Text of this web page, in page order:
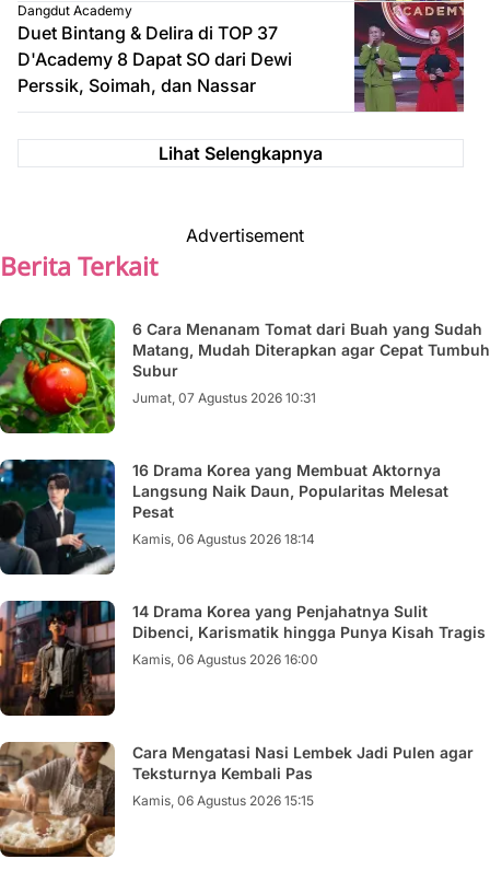
Dangdut Academy
Duet Bintang & Delira di TOP 37
D'Academy 8 Dapat SO dari Dewi
Perssik, Soimah, dan Nassar
Lihat Selengkapnya
Advertisement
Berita Terkait
6 Cara Menanam Tomat dari Buah yang Sudah
Matang, Mudah Diterapkan agar Cepat Tumbuh
Subur
Jumat, 07 Agustus 2026 10:31
16 Drama Korea yang Membuat Aktornya
Langsung Naik Daun, Popularitas Melesat
Pesat
Kamis, 06 Agustus 2026 18:14
14 Drama Korea yang Penjahatnya Sulit
Dibenci, Karismatik hingga Punya Kisah Tragis
Kamis, 06 Agustus 2026 16:00
Cara Mengatasi Nasi Lembek Jadi Pulen agar
Teksturnya Kembali Pas
Kamis, 06 Agustus 2026 15:15